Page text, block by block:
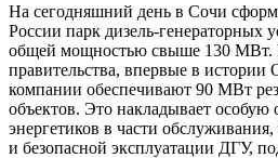
На сегодняшний день в Сочи
России парк дизель-генераторных
общей мощностью свыше 130 МВт.
правительства, впервые в
компании обеспечивают 90 МВт
объектов. Это накладывает особую
энергетиков в части
и безопасной эксплуатации ДГУ,